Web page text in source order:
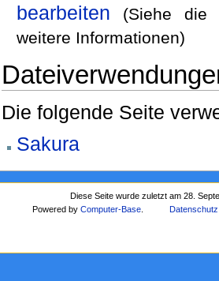
bearbeiten
(Siehe die
weitere Informationen)
Die folgende Seite
Sakura
Diese Seite wurde zuletzt am 28.
Powered byComputer-Base Datenschutz